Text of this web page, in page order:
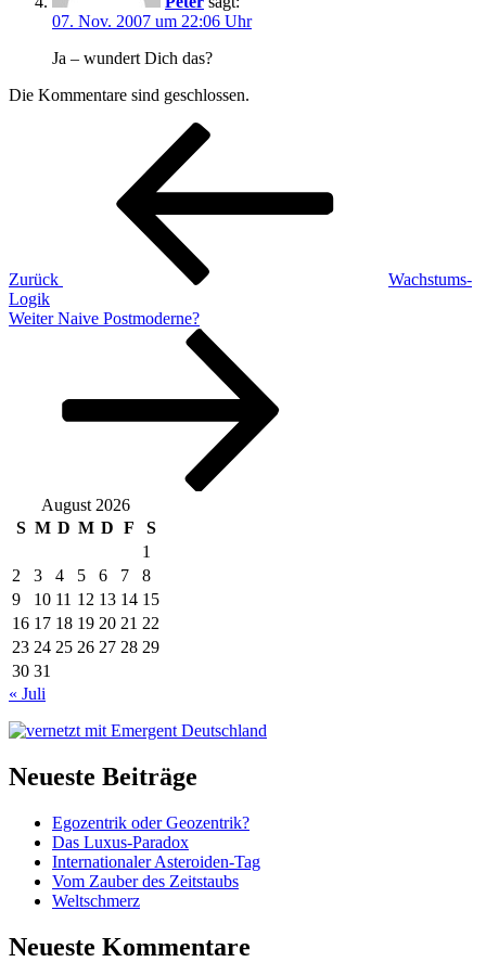
07. Nov. 2007 um 22:06 Uhr
Ja – wundert Dich das?
Die Kommentare sind geschlossen.
Beitragsnavigation
Zurück
Wachstums-
Logik
Nächster
Weiter Naive Postmoderne?
August 2026
S M D M D F
S
1
2
3 4 5 6 7
8
9
10 11 12 13 14 15
16 17 18 19 20 21 22
23 24 25 26 27 28 29
30 31
« Juli
Neueste Beiträge
Egozentrik oder Geozentrik?
Das Luxus-Paradox
Internationaler Asteroiden-Tag
Vom Zauber des Zeitstaubs
Weltschmerz
Neueste Kommentare